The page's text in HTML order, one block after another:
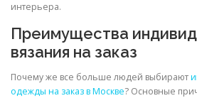
интерьера.
Преимущества
вязания на заказ
Почему же все больше людей выбирают
одежды на заказ в Москве? Основные